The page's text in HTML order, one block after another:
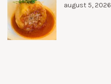
august 5, 2026